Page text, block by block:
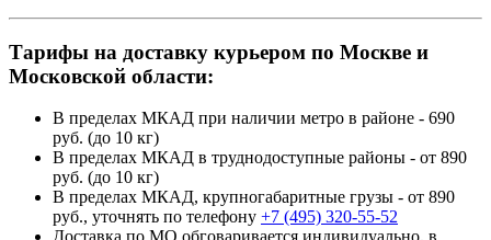
Тарифы на доставку курьером по Москве и
Московской области:
В пределах МКАД при наличии метро в районе - 690
руб. (до 10 кг)
В пределах МКАД в труднодоступные районы - от 890
руб. (до 10 кг)
В пределах МКАД, крупногабаритные грузы - от 890
руб., уточнять по телефону +7 (495) 320-55-52